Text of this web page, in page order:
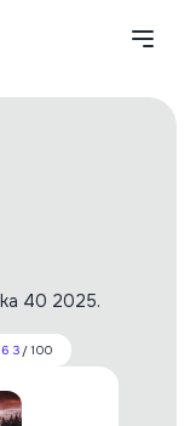
40 2025.
63 /100